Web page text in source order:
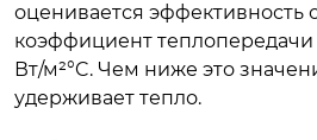
оценивается эффективность
коэффициент
Вт/м²°C. Чем ниже это
удерживает тепло.